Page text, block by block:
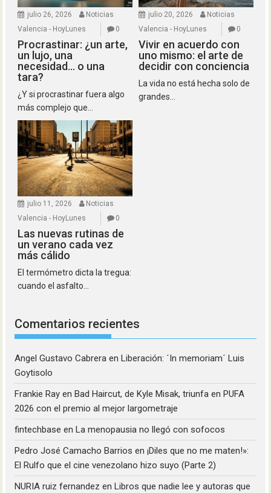
julio 26, 2026
Noticias
Valencia - HoyLunes
0
Procrastinar: ¿un arte,
un lujo, una
necesidad… o una
tara?
¿Y si procrastinar fuera algo
más complejo que...
julio 20, 2026
Noticias
Valencia - HoyLunes
0
Vivir en acuerdo con
uno mismo: el arte de
decidir con conciencia
La vida no está hecha solo de
grandes...
julio 11, 2026
Noticias
Valencia - HoyLunes
0
Las nuevas rutinas de
un verano cada vez
más cálido
El termómetro dicta la tregua:
cuando el asfalto...
Comentarios recientes
Angel Gustavo Cabrera enLiberación: ´In memoriam´ Luis
Goytisolo
Frankie Ray enBad Haircut, de Kyle Misak, triunfa en PUFA
2026 con el premio al mejor largometraje
fintechbase enLa menopausia no llegó con sofocos
Pedro José Camacho Barrios en¡Diles que no me maten!»:
El Rulfo que el cine venezolano hizo suyo (Parte 2)
NURIA ruiz fernandez enLibros que nadie lee y autoras que